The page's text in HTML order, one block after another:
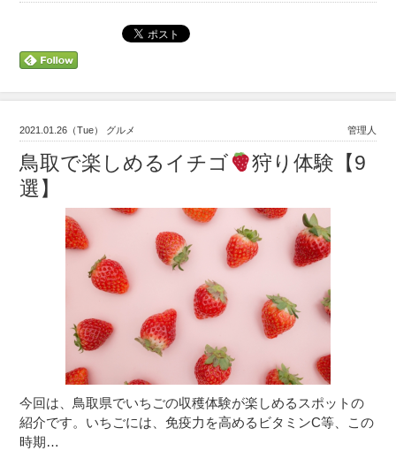
2021.01.26（Tue） グルメ 管理人
鳥取で楽しめるイチゴ
狩り体験【9
選】
今回は、鳥取県でいちごの収穫体験が楽しめるスポットの
紹介です。いちごには、免疫力を高めるビタミンC等、この
時期…